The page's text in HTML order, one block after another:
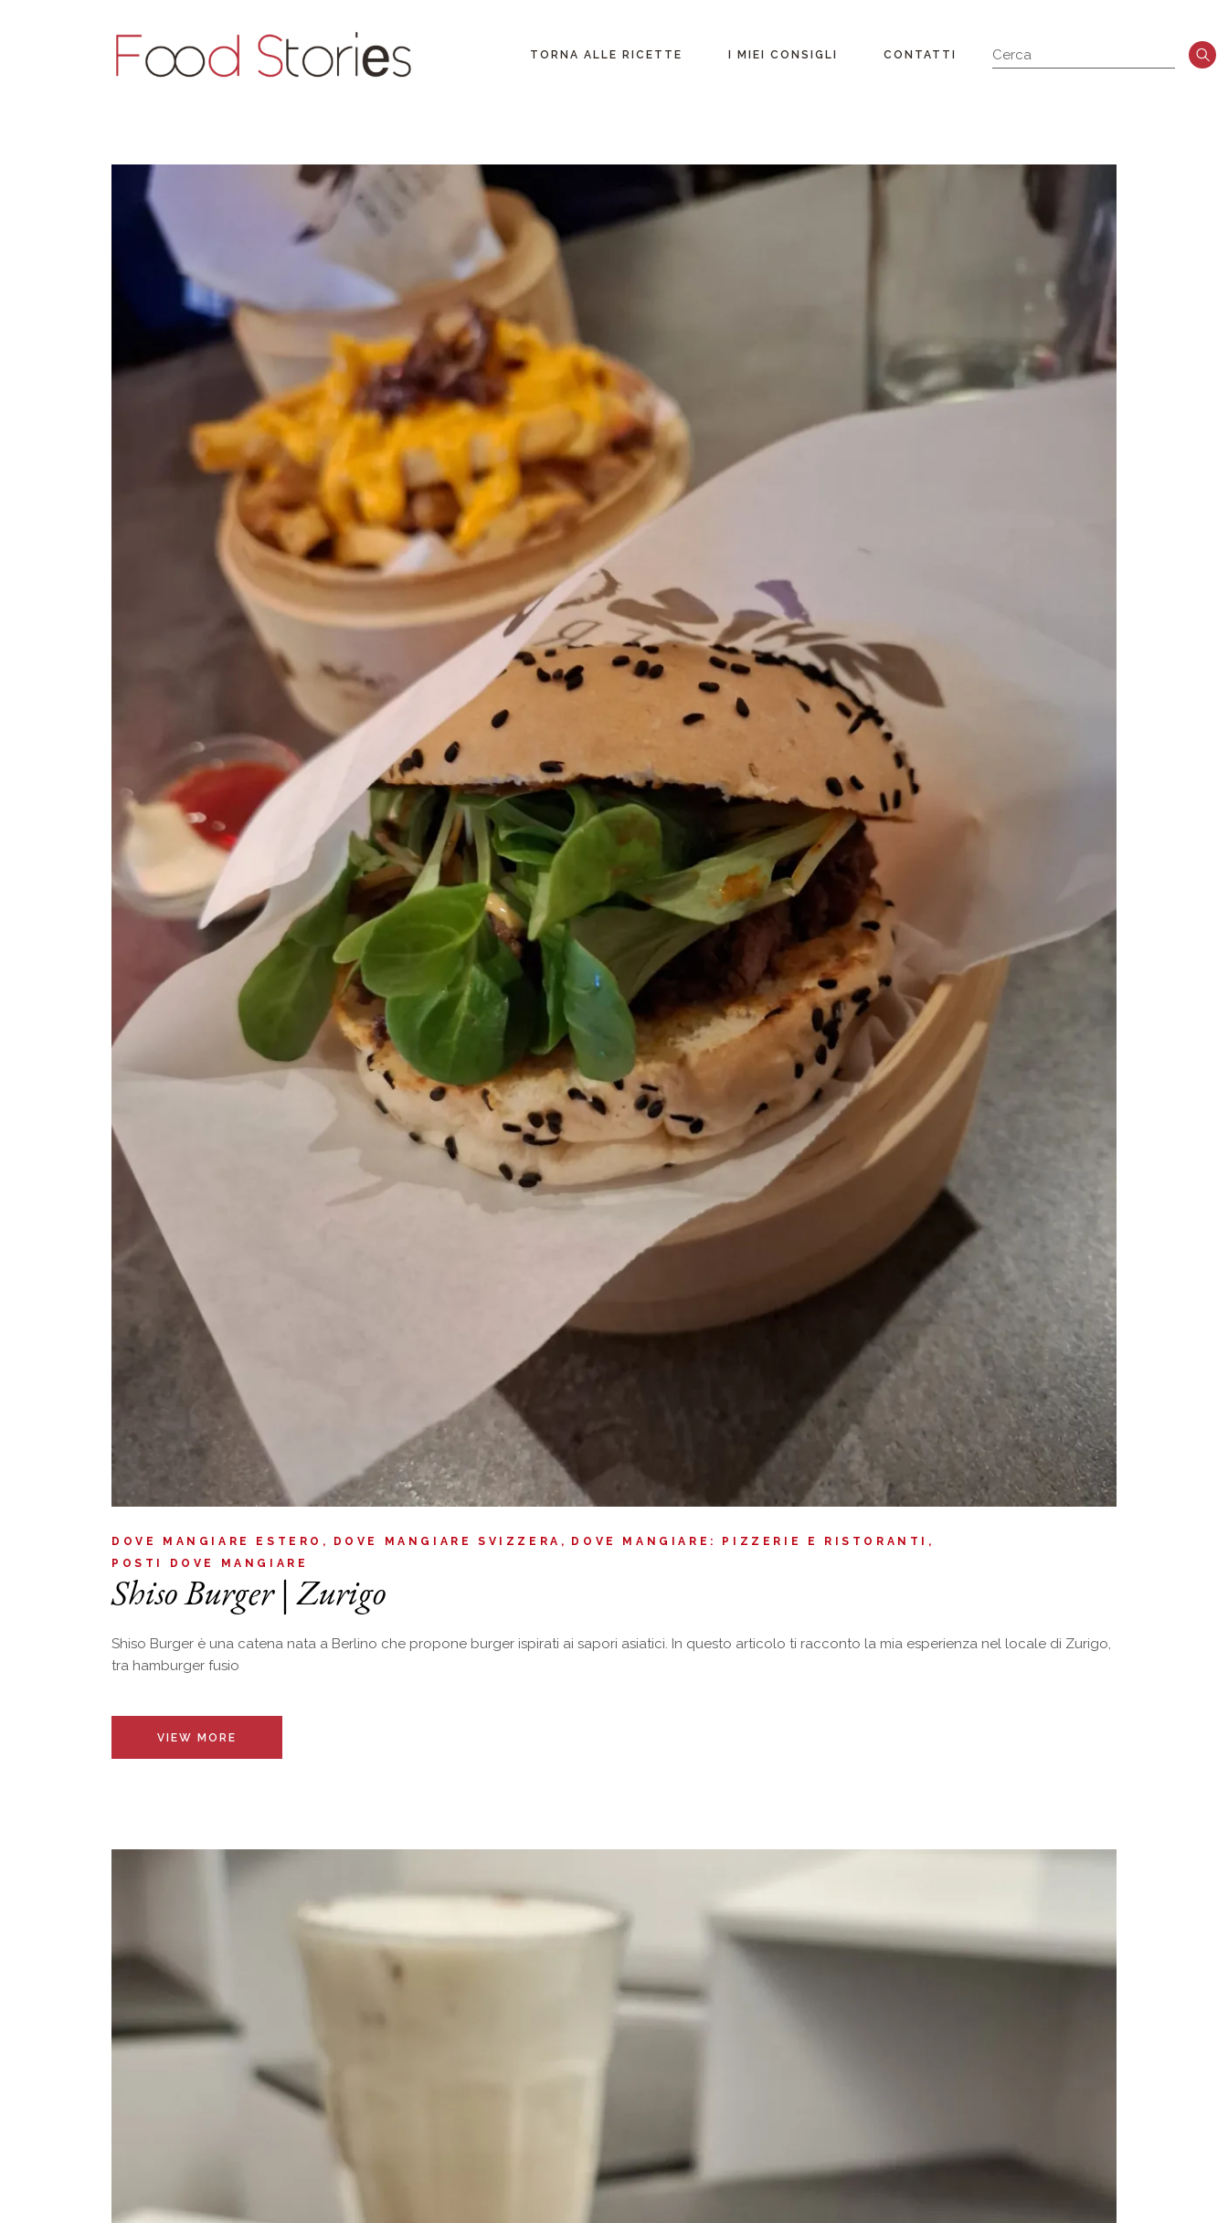
TORNA ALLE RICETTE I MIEI CONSIGLI
Fuori dall’italia
CONTATTI
DOVE MANGIARE ESTERO DOVE MANGIARE SVIZZERA
DOVE MANGIARE: PIZZERIE E RISTORANTI
POSTI DOVE MANGIARE
Shiso Burger | Zurigo
Shiso Burger è una catena nata a Berlino che propone burger ispirati ai sapori asiatici. In questo articolo ti racconto la mia esperienza nel locale di Zurigo,
tra hamburger fusio
VIEW MORE